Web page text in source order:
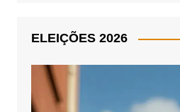
ELEIÇÕES 2026